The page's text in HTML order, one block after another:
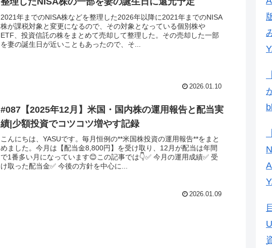
2021年までのNISA株などを整理した2026年以降に2021年までのNISA
株が課税対象と変更になるので、その対象となっている個別株や
ETF、投資信託の株をまとめて売却して整理した。その売却した一部
を妻の誕生日が近いこともあったので、そ...
2026.01.10
#087【2025年12月】米国・国内株の運用報告と配当実
績|少額投資でコツコツ増やす記録
こんにちは、YASUです。毎月恒例の**米国株投資の運用報告**をまと
めました。今月は【配当金8,800円】を受け取り、12月が配当は年間
で1番多い月になっています😊この記事では👇✅ 今月の運用成績✅ 受
け取った配当金✅ 今後の方針を中心に...
2026.01.09